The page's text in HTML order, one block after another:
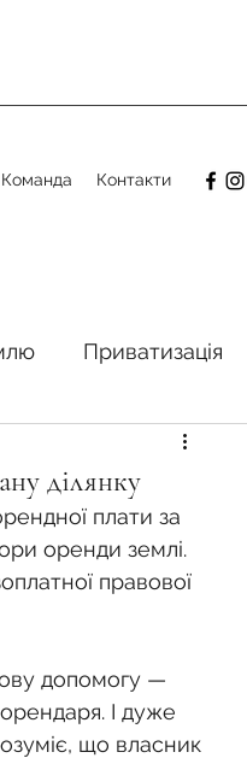
Команда Контакти
Приватизація
самоврядування
меж земельної ділянки
ділянку
плати за
оренди землі.
правової
допомогу —
І дуже
що власник